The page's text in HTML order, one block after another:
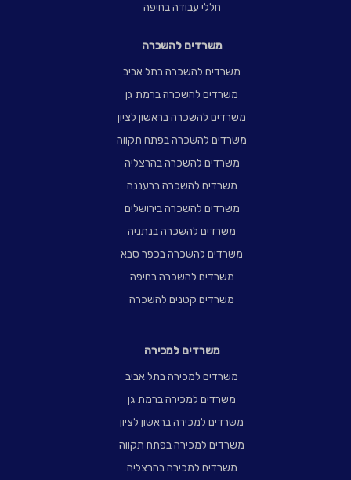
חללי עבודה בחיפה
משרדים להשכרה
משרדים להשכרה בתל אביב
משרדים להשכרה ברמת גן
משרדים להשכרה בראשון לציון
משרדים להשכרה בפתח תקווה
משרדים להשכרה בהרצליה
משרדים להשכרה ברעננה
משרדים להשכרה בירושלים
משרדים להשכרה בנתניה
משרדים להשכרה בכפר סבא
משרדים להשכרה בחיפה
משרדים קטנים להשכרה
משרדים למכירה
משרדים למכירה בתל אביב
משרדים למכירה ברמת גן
משרדים למכירה בראשון לציון
משרדים למכירה בפתח תקווה
משרדים למכירה בהרצליה